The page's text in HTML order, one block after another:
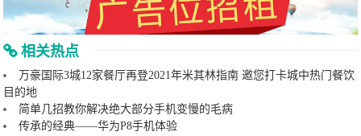
相关热点
万豪国际3城12家餐厅再登2021年米其林指南 邀您打卡城中热门餐饮
目的地
简单几招教你解决绝大部分手机变慢的毛病
传承的经典——华为P8手机体验